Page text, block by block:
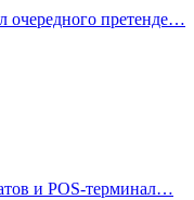
очередного претенде…
и POS-терминал…